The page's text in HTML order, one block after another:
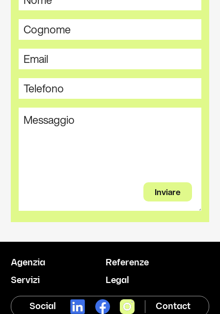
Agenzia
Servizi
Referenze
Legal
Social Contact